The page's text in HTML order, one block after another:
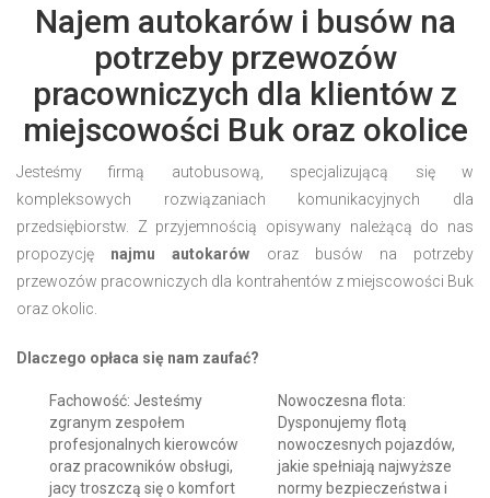
Najem autokarów i busów na
potrzeby przewozów
pracowniczych dla klientów z
miejscowości Buk oraz okolice
Jesteśmy firmą autobusową, specjalizującą się w
kompleksowych rozwiązaniach komunikacyjnych dla
przedsiębiorstw. Z przyjemnością opisywany należącą do nas
propozycję najmu autokarów oraz busów na potrzeby
przewozów pracowniczych dla kontrahentów z miejscowości Buk
oraz okolic.
Dlaczego opłaca się nam zaufać?
Fachowość: Jesteśmy
zgranym zespołem
profesjonalnych kierowców
oraz pracowników obsługi,
jacy troszczą się o komfort
Nowoczesna flota:
Dysponujemy flotą
nowoczesnych pojazdów,
jakie spełniają najwyższe
normy bezpieczeństwa i